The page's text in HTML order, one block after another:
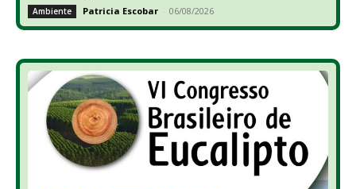
Ambiente Patricia Escobar - 06/08/2026